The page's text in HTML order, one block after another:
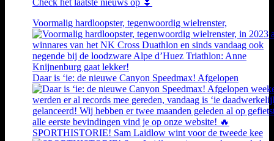
Voormalig hardloopster, tegenwoordig wielrenster,
Daar is ‘ie: de nieuwe Canyon Speedmax! Afgelopen
SPORTHISTORIE! Sam Laidlow wint voor de tweede kee